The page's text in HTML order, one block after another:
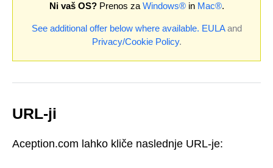
Ni vaš OS?Prenos za Windows®in Mac®.
See additional offer below where available. EULAand
Privacy/Cookie Policy.
URL-ji
Aception.com lahko kliče naslednje URL-je: